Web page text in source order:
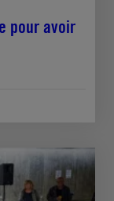
pour avoir